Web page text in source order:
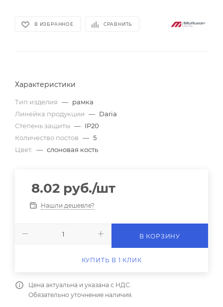
В ИЗБРАННОЕ СРАВНИТЬ
Характеристики
Тип изделия — рамка
Линейка продукции — Daria
Степень защиты — IP20
Количество постов — 5
Цвет.
— слоновая кость
8.02 руб./шт
Нашли дешевле?
В КОРЗИНУ
КУПИТЬ В 1 КЛИК
Цена актуальна и указана с НДС.
Обязательно уточнение наличия.